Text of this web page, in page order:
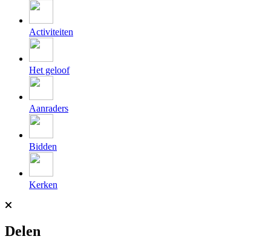
Activiteiten
Het geloof
Aanraders
Bidden
Kerken
Delen